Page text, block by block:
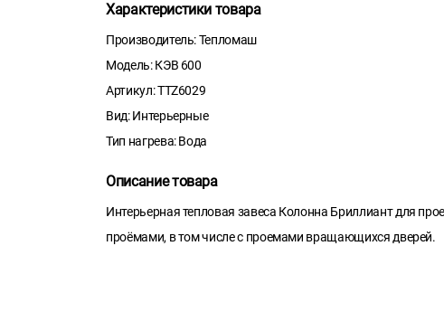
Характеристики товара
Производитель: Тепломаш
Модель: КЭВ 600
Артикул: TTZ6029
Вид: Интерьерные
Тип нагрева: Вода
Описание товара
Интерьерная тепловая завеса Колонна Бриллиант для
проёмами, в том числе с проемами вращающихся дверей.